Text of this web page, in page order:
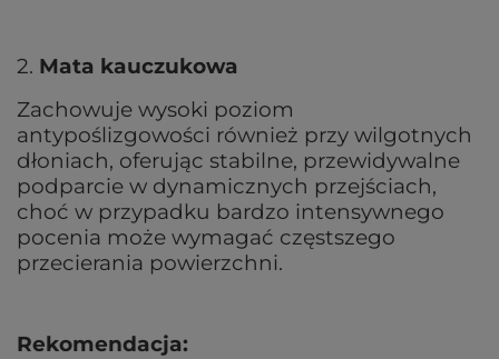
2. Mata kauczukowa
Zachowuje wysoki poziom
antypoślizgowości również przy wilgotnych
dłoniach, oferując stabilne, przewidywalne
podparcie w dynamicznych przejściach,
choć w przypadku bardzo intensywnego
pocenia może wymagać częstszego
przecierania powierzchni.
Rekomendacja: